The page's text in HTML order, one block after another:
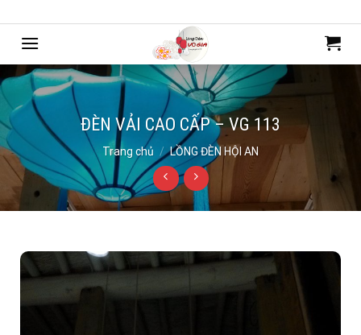
qua
dung
ĐÈN VẢI CAO CẤP – VG 113
Trang chủ / LỒNG ĐÈN HỘI AN